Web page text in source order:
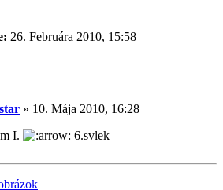
26. Februára 2010, 15:58
» 10. Mája 2010, 16:28
I.
6.svlek